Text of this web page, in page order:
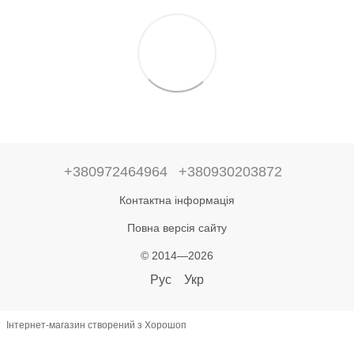
+380972464964 +380930203872
Контактна інформація
Повна версія сайту
© 2014—2026
Рус Укр
Інтернет-магазин створений з Хорошоп